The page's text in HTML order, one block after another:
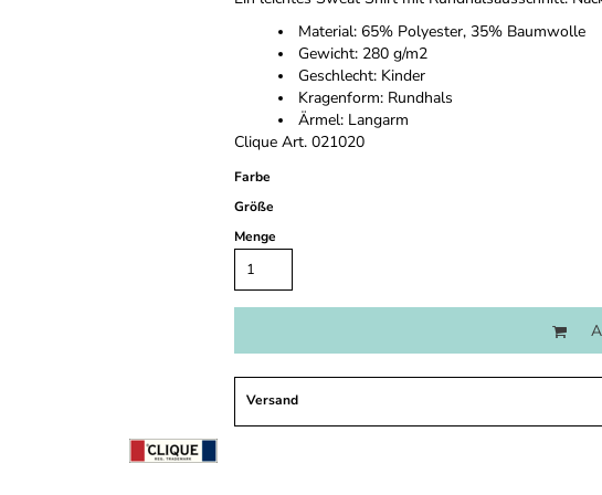
Material: 65% Polyester, 35% Baumwolle
Gewicht: 280 g/m2
Geschlecht: Kinder
Kragenform: Rundhals
Ärmel: Langarm
Clique Art. 021020
Farbe
Größe
Menge
Versand